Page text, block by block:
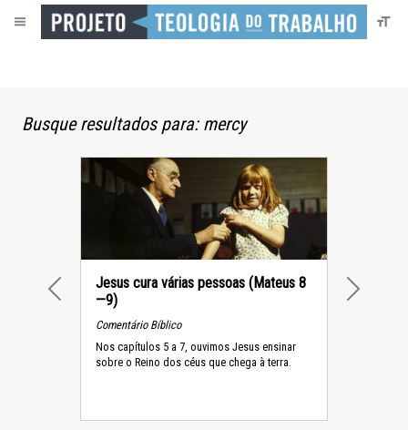
Busque resultados para: mercy
Jesus cura várias pessoas (Mateus 8
—9)
Comentário Bíblico
Nos capítulos 5 a 7, ouvimos Jesus ensinar
sobre o Reino dos céus que chega à terra.
PREVIOUS NEXT